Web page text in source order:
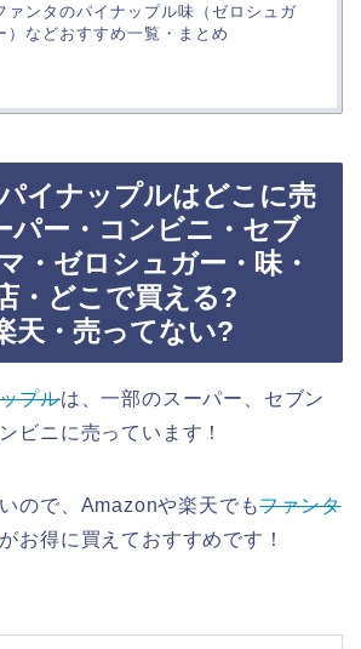
ァンタのパイナップル味（ゼロシュガ
）などおすすめ一覧・まとめ
イナップルはどこに売
パー・コンビニ・セブ
・ゼロシュガー・味・
・どこで買える?
天・売ってない?
プルは、一部のスーパー、セブン
ビニに売っています！
ので、Amazonや楽天でもファンタ
がお得に買えておすすめです！